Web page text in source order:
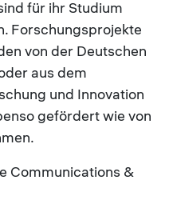
für ihr Studium
Forschungsprojekte
von der Deutschen
aus dem
und Innovation
gefördert wie von
Communications &